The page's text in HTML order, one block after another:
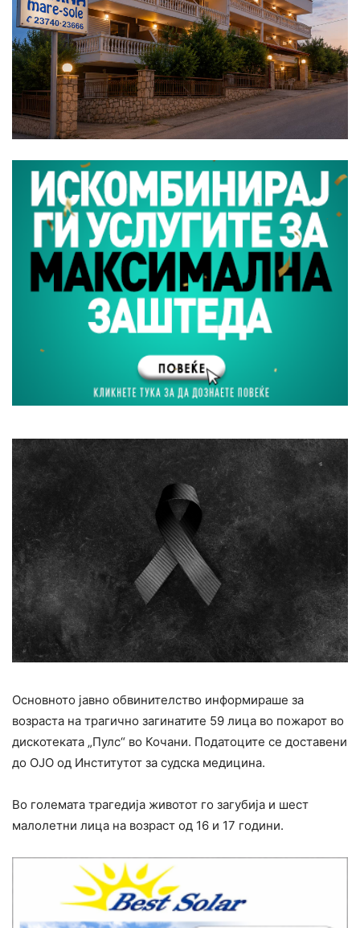
Основното јавно обвинителство информираше за
возраста на трагично загинатите 59 лица во пожарот во
дискотеката „Пулс“ во Кочани. Податоците се доставени
до ОЈО од Институтот за судска медицина.
Во големата трагедија животот го загубија и шест
малолетни лица на возраст од 16 и 17 години.